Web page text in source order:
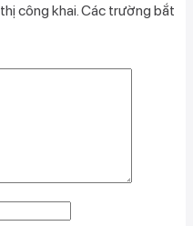
công khai. Các trường bắt